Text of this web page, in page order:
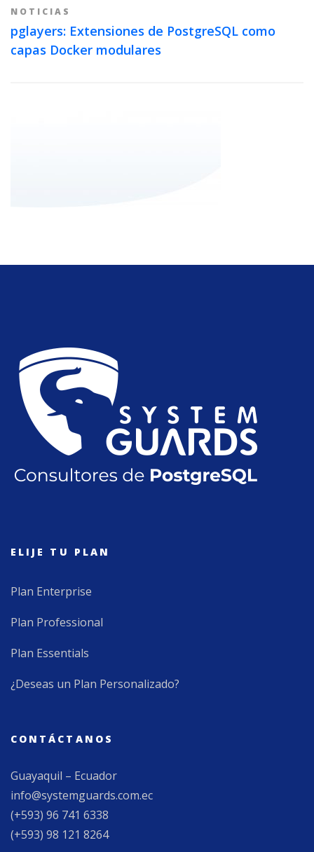
NOTICIAS
pglayers: Extensiones de PostgreSQL como
capas Docker modulares
ELIJE TU PLAN
Plan Enterprise
Plan Professional
Plan Essentials
¿Deseas un Plan Personalizado?
CONTÁCTANOS
Guayaquil – Ecuador
info@systemguards.com.ec
(+593) 96 741 6338
(+593) 98 121 8264